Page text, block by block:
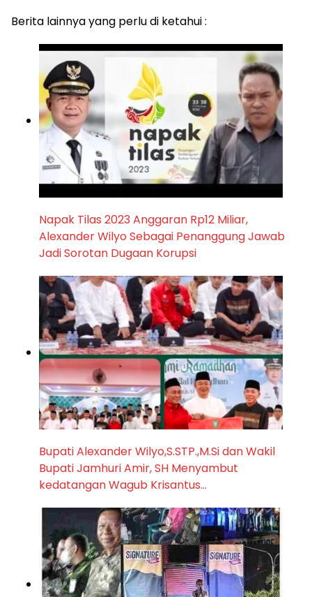
Berita lainnya yang perlu di ketahui :
Napak Tilas 2023 Anggaran Rp12 Miliar,
Alexander Wilyo Sebagai Penanggung Jawab
Jadi Sorotan Dugaan Korupsi
Bupati Alexander Wilyo,S.STP.,M.Si dan Wakil
Bupati Jamhuri Amir, SH Menyambut
kedatangan Wagub Krisantus…